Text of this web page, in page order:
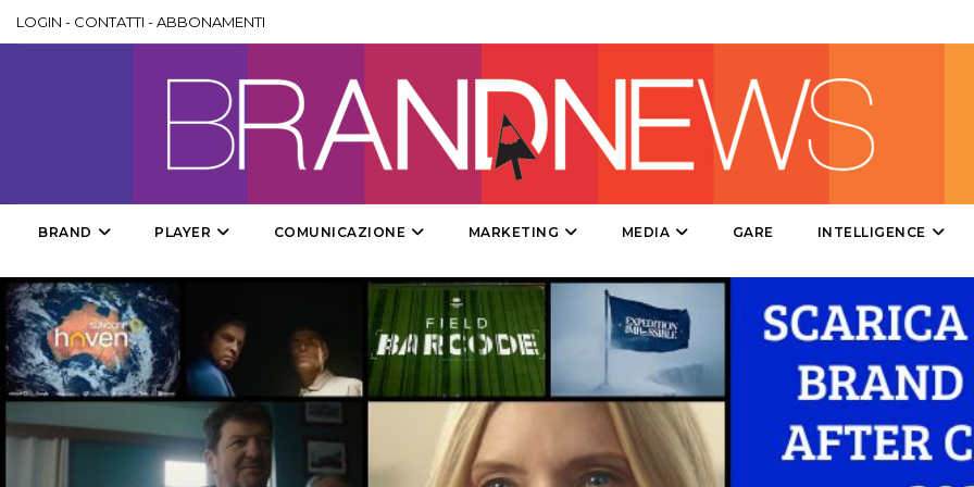
DESIGN
PUNTI VENDITA
CSR
LOGIN - CONTATTI -ABBONAMENTI
BRAND PLAYER COMUNICAZIONE MARKETING MEDIA GARE INTELLIGENCE